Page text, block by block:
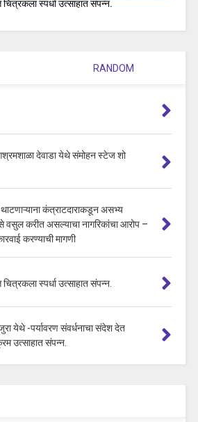
चित्रकला स्पर्धा उत्साहात संपन्न.
RANDOM
देवाडा येथे संमोहन स्टेज शो
कंत्राटदाराकडून असभ्य
वसुल करीत असल्याचा नागरिकांचा आरोप –
करण्याची मागणी
चित्रकला स्पर्धा उत्साहात संपन्न.
येथे -पर्यावरण संवर्धनाचा संदेश देत
उत्साहात संपन्न.